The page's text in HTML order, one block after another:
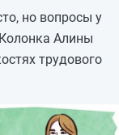
но вопросы у
Алины
трудового